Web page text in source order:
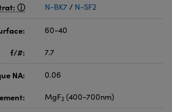
N-BK7/ N-SF2
60-40
f/#:
7.7
NA:
0.06
MgF2 (400-700nm)